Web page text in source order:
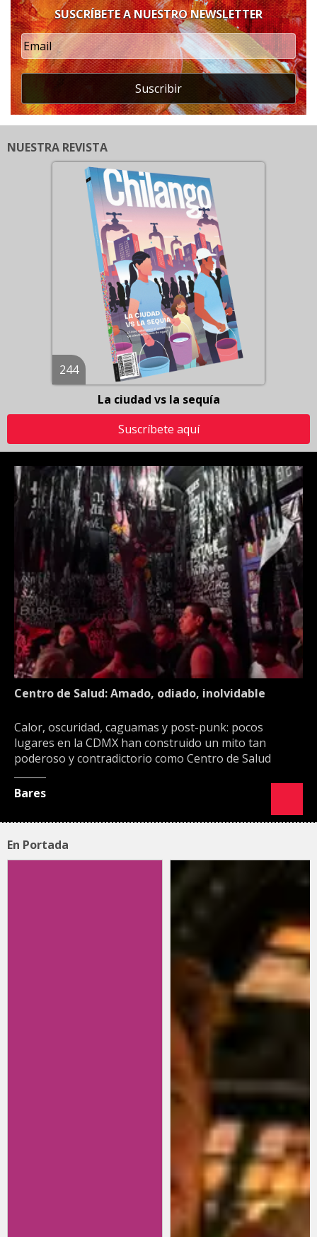
SUSCRÍBETE A NUESTRO NEWSLETTER
Suscribir
NUESTRA REVISTA
244
La ciudad vs la sequía
Suscríbete aquí
Centro de Salud: Amado, odiado, inolvidable
Calor, oscuridad, caguamas y post-punk: pocos
lugares en la CDMX han construido un mito tan
poderoso y contradictorio como Centro de Salud
Bares
En Portada